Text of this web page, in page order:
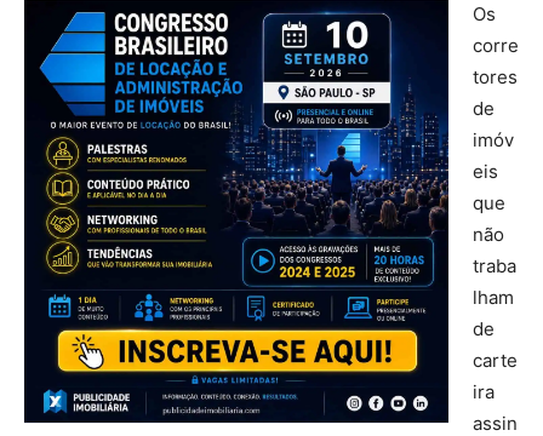
Os
corre
tores
de
imóv
eis
que
não
traba
lham
de
carte
ira
assin